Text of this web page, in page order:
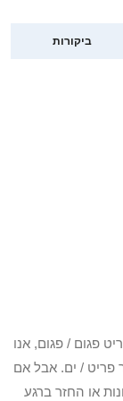
ביקורות
או שקיבלת פריט פגום / פגום, אנו
פריט / ים. אבל אם
או החזר ברגע